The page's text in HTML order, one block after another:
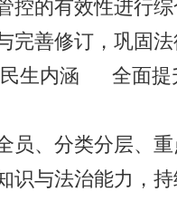
控的有效性进行
完善修订，巩固
生内涵 全面提
、分类分层、重
识与法治能力，